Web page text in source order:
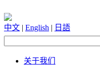
中文 | English | 日語
关于我们